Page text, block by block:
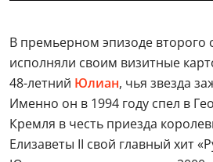
В премьерном эпизоде второго
исполняли своим визитные
48-летний Юлиан, чья звезда
Именно он в 1994 году спел в
Кремля в честь приезда
Елизаветы II свой главный хит